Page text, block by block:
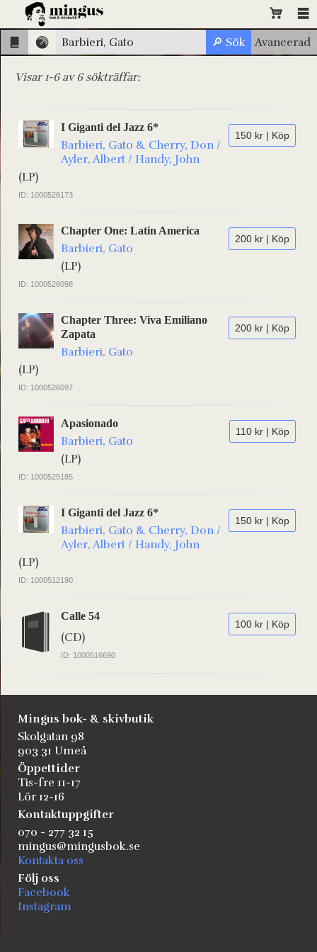
Visar 1-6 av 6 sökträffar:
150 kr | Köp
I Giganti del Jazz 6*
Barbieri, Gato & Cherry, Don /
Ayler, Albert / Handy, John
(LP)
ID: 1000526173
200 kr | Köp
Chapter One: Latin America
Barbieri, Gato
(LP)
ID: 1000526098
200 kr | Köp
Chapter Three: Viva Emiliano
Zapata
Barbieri, Gato
(LP)
ID: 1000526097
110 kr | Köp
Apasionado
Barbieri, Gato
(LP)
ID: 1000525185
150 kr | Köp
I Giganti del Jazz 6*
Barbieri, Gato & Cherry, Don /
Ayler, Albert / Handy, John
(LP)
ID: 1000512190
100 kr | Köp
Calle 54
(CD)
ID: 1000516690
Mingus bok- & skivbutik
Skolgatan 98
903 31 Umeå
Öppettider
Tis-fre 11-17
Lör 12-16
Kontaktuppgifter
070 - 277 32 15
mingus@mingusbok.se
Kontakta oss
Följ oss
Facebook
Instagram